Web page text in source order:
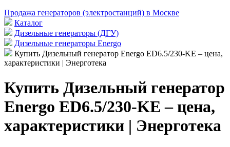
Продажа генераторов (электростанций) в Москве
Каталог
Дизельные генераторы (ДГУ)
Дизельные генераторы Energo
Купить Дизельный генератор Energo ED6.5/230-KE – цена,
характеристики | Энерготека
Купить Дизельный генератор
Energo ED6.5/230-KE – цена,
характеристики | Энерготека